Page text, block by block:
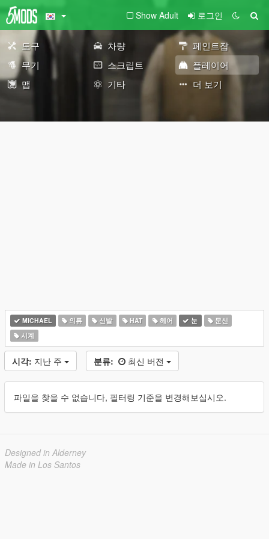
Show Adult 로그인
도구 차량
페인트잡
무기
스크립트
플레이어
맵
기타 더 보기
MICHAEL 의류 신발 HAT 헤어 눈
문신
시계
시각: 지난 주 분류: 최신 버전
파일을 찾을 수 없습니다, 필터링 기준을 변경해보십시오.
Designed in Alderney
Made in Los Santos